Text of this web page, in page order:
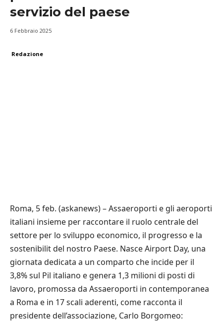
servizio del paese
6 Febbraio 2025
Redazione
Roma, 5 feb. (askanews) – Assaeroporti e gli aeroporti
italiani insieme per raccontare il ruolo centrale del
settore per lo sviluppo economico, il progresso e la
sostenibilit del nostro Paese. Nasce Airport Day, una
giornata dedicata a un comparto che incide per il
3,8% sul Pil italiano e genera 1,3 milioni di posti di
lavoro, promossa da Assaeroporti in contemporanea
a Roma e in 17 scali aderenti, come racconta il
presidente dell’associazione, Carlo Borgomeo: